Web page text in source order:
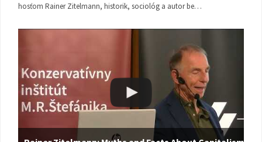
hosťom Rainer Zitelmann, historik, sociológ a autor be…